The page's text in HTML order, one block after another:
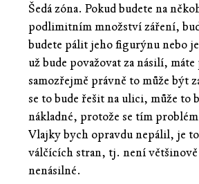
Šedá zóna. Pokud budete na
podlimitním množství záření,
budete pálit jeho figurýnu nebo
už bude považovat za násilí,
samozřejmě právně to může být
se to bude řešit na ulici, může to
nákladné, protože se tím
Vlajky bych opravdu nepálil, je
válčících stran, tj. není většinově
nenásilné.